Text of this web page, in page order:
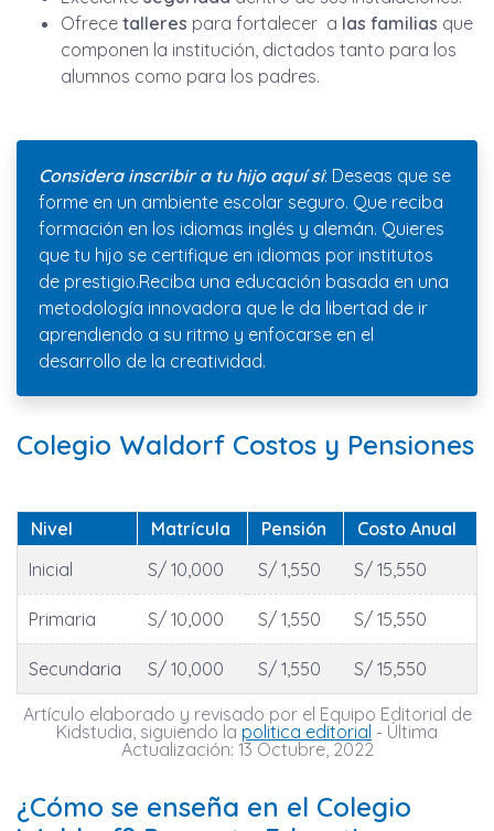
Ofrece talleres para fortalecer a las familias que
componen la institución, dictados tanto para los
alumnos como para los padres.
Considera inscribir a tu hijo aquí si: Deseas que se
forme en un ambiente escolar seguro. Que reciba
formación en los idiomas inglés y alemán. Quieres
que tu hijo se certifique en idiomas por institutos
de prestigio.Reciba una educación basada en una
metodología innovadora que le da libertad de ir
aprendiendo a su ritmo y enfocarse en el
desarrollo de la creatividad.
Colegio Waldorf Costos y Pensiones
Nivel Matrícula Pensión
Costo Anual
Inicial
S/ 10,000 S/ 1,550 S/ 15,550
Primaria S/ 10,000 S/ 1,550 S/ 15,550
Secundaria S/ 10,000 S/ 1,550 S/ 15,550
Artículo elaborado y revisado por el Equipo Editorial de
Kidstudia, siguiendo la politica editorial - Última
Actualización: 13 Octubre, 2022
¿Cómo se enseña en el Colegio